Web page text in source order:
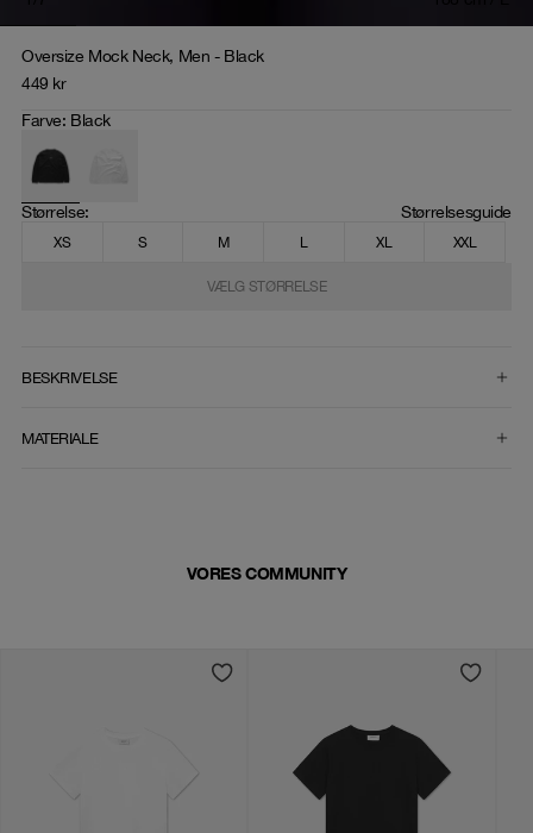
Oversize Mock Neck, Men - Black
449 kr
Farve: Black
Størrelse: Størrelsesguide
XS S M L XL XXL
VÆLG STØRRELSE
BESKRIVELSE
MATERIALE
VORES COMMUNITY